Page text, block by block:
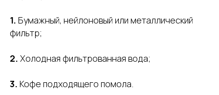
1. Бумажный, нейлоновый или металлический
фильтр;
2. Холодная фильтрованная вода;
3. Кофе подходящего помола.